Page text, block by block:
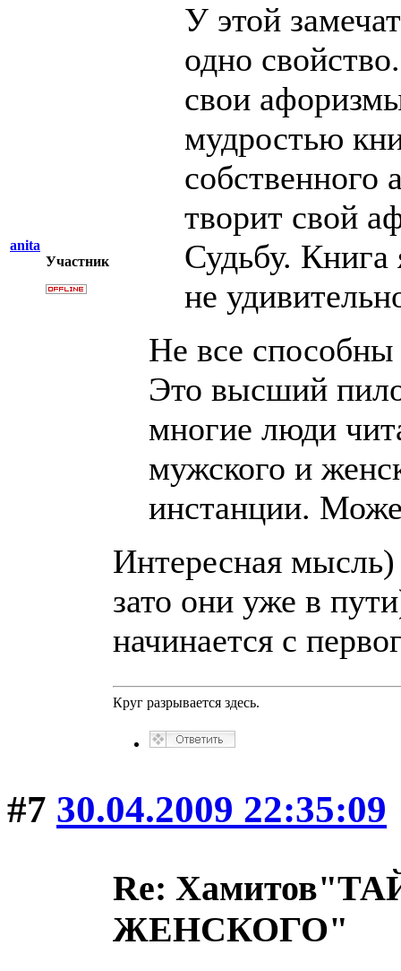
anita
Участник
У этой
одно
свои
мудростью
собственного
творит свой
Судьбу. Книга
не
Не все
Это высший
многие люди
мужского и
инстанции.
Интересная
зато они уже в
начинается с
Круг разрывается здесь.
#7 30.04.2009 22:35:09
Re:
ЖЕНСКОГО"